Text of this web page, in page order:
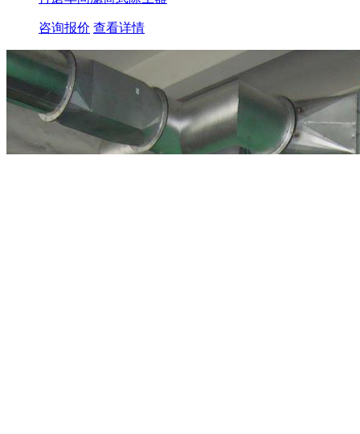
咨询报价 查看详情